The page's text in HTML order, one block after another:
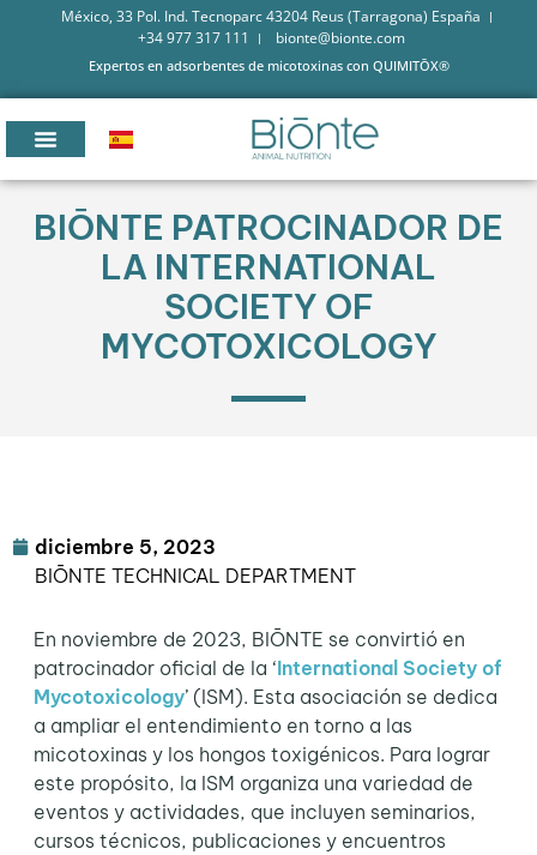
México, 33 Pol. Ind. Tecnoparc 43204 Reus (Tarragona) España
+34 977 317 111
bionte@bionte.com
Expertos en adsorbentes de micotoxinas con QUIMITŌX®
BIŌNTE PATROCINADOR DE
LA INTERNATIONAL
SOCIETY OF
MYCOTOXICOLOGY
diciembre 5, 2023
BIŌNTE TECHNICAL DEPARTMENT
En noviembre de 2023, BIŌNTE se convirtió en
patrocinador oficial de la ‘International Society of
Mycotoxicology’ (ISM). Esta asociación se dedica
a ampliar el entendimiento en torno a las
micotoxinas y los hongos toxigénicos. Para lograr
este propósito, la ISM organiza una variedad de
eventos y actividades, que incluyen seminarios,
cursos técnicos, publicaciones y encuentros